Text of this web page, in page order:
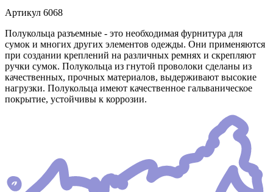
Артикул 6068
Полукольца разъемные - это необходимая фурнитура для
сумок и многих других элементов одежды. Они применяются
при создании креплений на различных ремнях и скрепляют
ручки сумок. Полукольца из гнутой проволоки сделаны из
качественных, прочных материалов, выдерживают высокие
нагрузки. Полукольца имеют качественное гальваническое
покрытие, устойчивы к коррозии.